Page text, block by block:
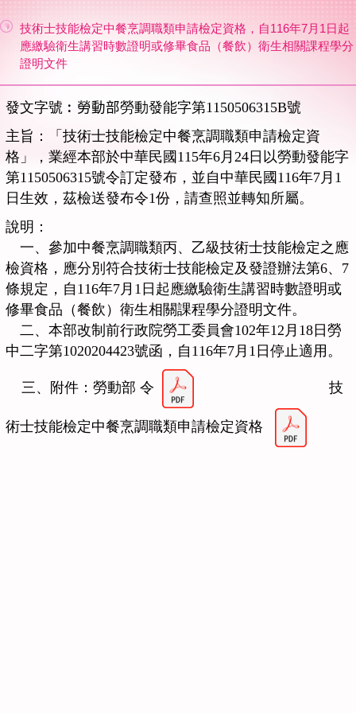
技術士技能檢定中餐烹調職類申請檢定資格，自116年7月1日起
應繳驗衛生講習時數證明或修畢食品（餐飲）衛生相關課程學分
證明文件
發文字號︰ 勞動部勞動發能字第1150506315B號
主旨：「技術士技能檢定中餐烹調職類申請檢定資
格」，業經本部於中華民國115年6月24日以勞動發能字
第1150506315號令訂定發布，並自中華民國116年7月1
日生效，茲檢送發布令1份，請查照並轉知所屬。
說明：
一、參加中餐烹調職類丙、乙級技術士技能檢定之應
檢資格，應分別符合技術士技能檢定及發證辦法第6、7
條規定，自116年7月1日起應繳驗衛生講習時數證明或
修畢食品（餐飲）衛生相關課程學分證明文件。
二、本部改制前行政院勞工委員會102年12月18日勞
中二字第1020204423號函，自116年7月1日停止適用。
三、附件：勞動部 令 技
術士技能檢定中餐烹調職類申請檢定資格